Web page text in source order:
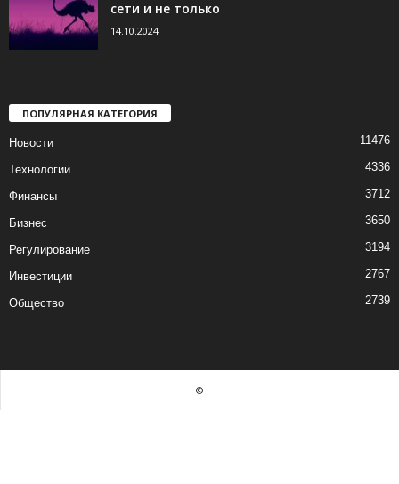
сети и не только
14.10.2024
ПОПУЛЯРНАЯ КАТЕГОРИЯ
Новости 11476
Технологии 4336
Финансы 3712
Бизнес 3650
Регулирование 3194
Инвестиции 2767
Общество 2739
©